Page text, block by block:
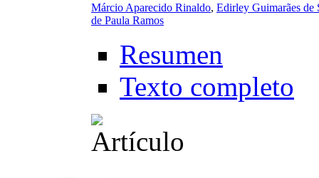
Márcio Aparecido Rinaldo, Edirley Guimarães de
de Paula Ramos
Resumen
Texto completo